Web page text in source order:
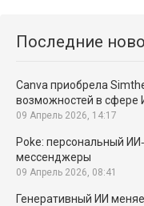
Последние
Canva приобрела
возможностей в сфере
09 Апрель 2026, 14:17
Poke: персональный
мессенджеры
09 Апрель 2026, 08:41
Генеративный ИИ